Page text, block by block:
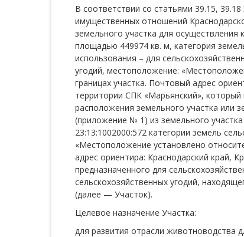
В соответствии со статьями 39.15,
имущественных отношений
земельного участка для
площадью 449974 кв. м, категория
использования – для
угодий, местоположение:
границах участка. Почтовый адрес
территории СПК «Марьянский»,
расположения земельного участка или
(приложение № 1) из земельного
23:13:1002000:572 категории земель
«Местоположение установлено
адрес ориентира: Краснодарский край,
предназначенного для
сельскохозяйственных угодий,
(далее — Участок).
Целевое назначение Участка:
для развития отрасли животноводства